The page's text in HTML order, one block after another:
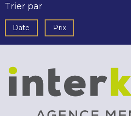
Trier par
Date Prix